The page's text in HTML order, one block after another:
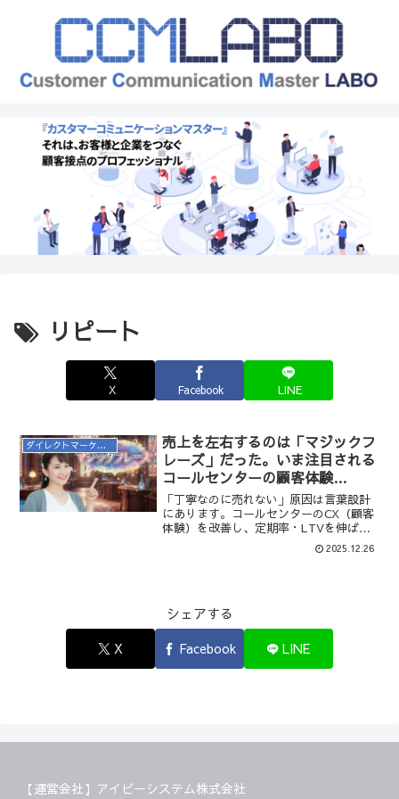
リピート
X Facebook LINE
ダイレクトマーケティング
売上を左右するのは「マジックフ
レーズ」だった。いま注目される
コールセンターの顧客体験
（CX）設計とは
「丁寧なのに売れない」原因は言葉設計
にあります。コールセンターのCX（顧客
体験）を改善し、定期率・LTVを伸ばす
マジックフレーズの考え方と実践ポイン
2025.12.26
シェアする
X Facebook LINE
【運営会社】アイビーシステム株式会社